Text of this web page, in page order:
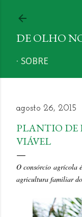
DE OLHO
SOBRE
agosto 26, 2015
PLANTIO DE
VIÁVEL
O consórcio agrícola
agricultura familiar